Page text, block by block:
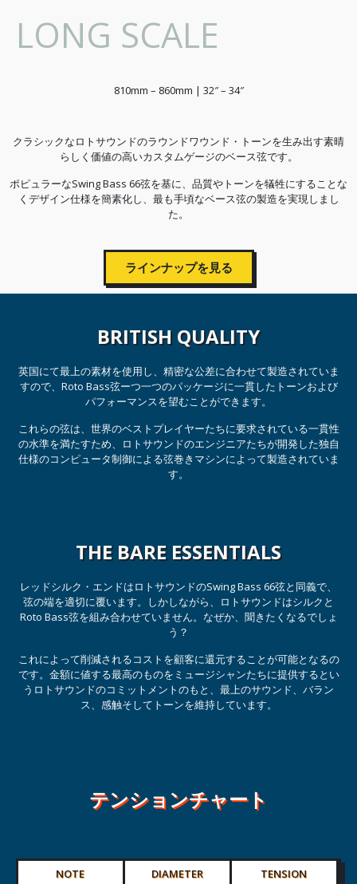
LONG SCALE
810mm – 860mm | 32″ – 34″
クラシックなロトサウンドのラウンドワウンド・トーンを生み出す素晴
らしく価値の高いカスタムゲージのベース弦です。
ポピュラーなSwing Bass 66弦を基に、品質やトーンを犠牲にすることな
くデザイン仕様を簡素化し、最も手頃なベース弦の製造を実現しまし
た。
ラインナップを見る
BRITISH QUALITY
英国にて最上の素材を使用し、精密な公差に合わせて製造されていま
すので、Roto Bass弦ーつ一つのパッケージに一貫したトーンおよび
パフォーマンスを望むことができます。
これらの弦は、世界のベストプレイヤーたちに要求されている一貫性
の水準を満たすため、ロトサウンドのエンジニアたちが開発した独自
仕様のコンピュータ制御による弦巻きマシンによって製造されていま
す。
THE BARE ESSENTIALS
レッドシルク・エンドはロトサウンドのSwing Bass 66弦と同義で、
弦の端を適切に覆います。しかしながら、ロトサウンドはシルクと
Roto Bass弦を組み合わせていません。なぜか、聞きたくなるでしょ
う？
これによって削減されるコストを顧客に還元することが可能となるの
です。金額に値する最高のものをミュージシャンたちに提供するとい
うロトサウンドのコミットメントのもと、最上のサウンド、バラン
ス、感触そしてトーンを維持しています。
テンションチャート
NOTE DIAMETER
TENSION